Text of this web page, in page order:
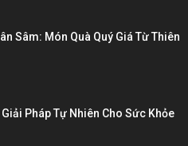
Sâm: Món Quà Quý Giá Từ Thiên
Pháp Tự Nhiên Cho Sức Khỏe